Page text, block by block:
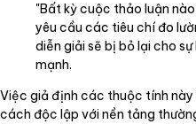
"Bất kỳ cuộc thảo luận
yêu cầu các tiêu chí đo
diễn giải sẽ bị bỏ lại cho
mạnh.
Việc giả định các thuộc tính
cách độc lập với nền tảng